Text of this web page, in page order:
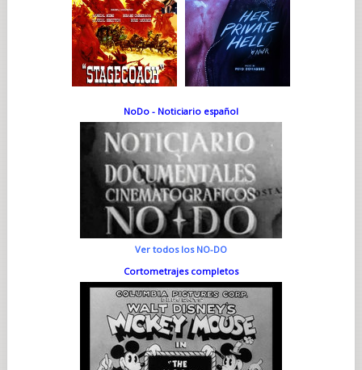
NoDo - Noticiario español
Ver todos los NO-DO
Cortometrajes completos